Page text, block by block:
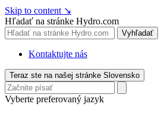
Skip to content ↘
Hľadať na stránke Hydro.com
Vyhľadať
Kontaktujte nás
Teraz ste na našej stránke Slovensko
Vyberte preferovaný jazyk